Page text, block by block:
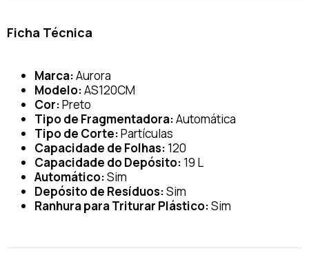
Ficha Técnica
Marca:Aurora
Modelo:AS120CM
Cor:Preto
Tipo de Fragmentadora:Automática
Tipo de Corte:Partículas
Capacidade de Folhas: 120
Capacidade do Depósito: 19 L
Automático:Sim
Depósito de Resíduos:Sim
Ranhura para Triturar Plástico:Sim